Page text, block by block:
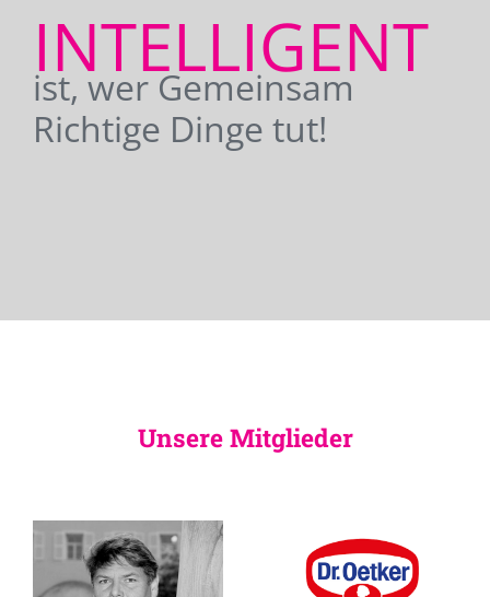
INTELLIGENT
ist, wer Gemeinsam
Richtige Dinge tut!
Unsere Mitglieder